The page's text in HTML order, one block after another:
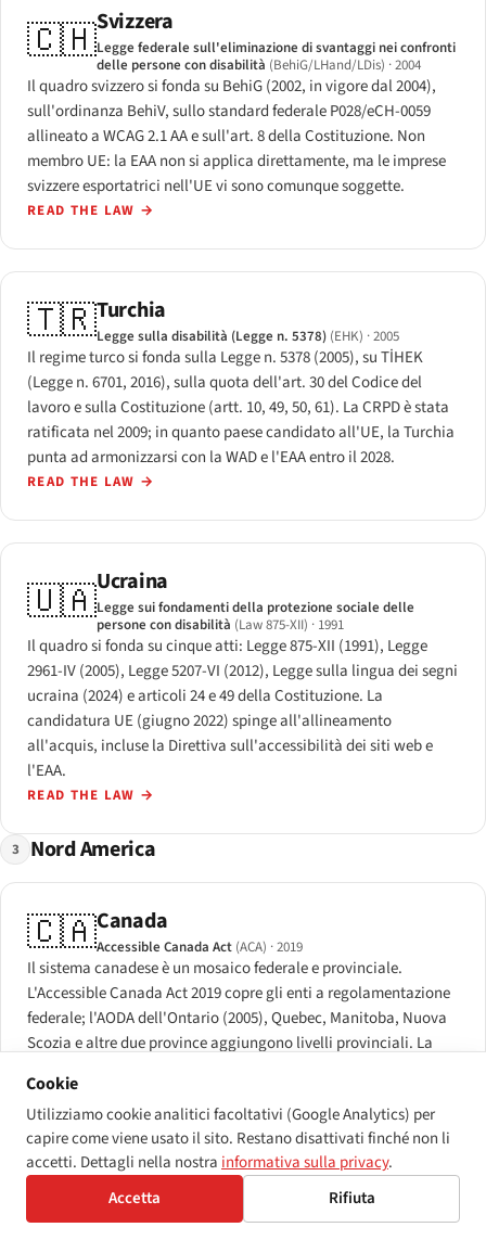
🇨🇭Svizzera
Legge federale sull'eliminazione di svantaggi nei confronti
delle persone con disabilità (BehiG/LHand/LDis) · 2004
Il quadro svizzero si fonda su BehiG (2002, in vigore dal 2004),
sull'ordinanza BehiV, sullo standard federale P028/eCH-0059
allineato a WCAG 2.1 AA e sull'art. 8 della Costituzione. Non
membro UE: la EAA non si applica direttamente, ma le imprese
svizzere esportatrici nell'UE vi sono comunque soggette.
READ THE LAW →
🇹🇷Turchia
Legge sulla disabilità (Legge n. 5378) (EHK) · 2005
Il regime turco si fonda sulla Legge n. 5378 (2005), su TİHEK
(Legge n. 6701, 2016), sulla quota dell'art. 30 del Codice del
lavoro e sulla Costituzione (artt. 10, 49, 50, 61). La CRPD è stata
ratificata nel 2009; in quanto paese candidato all'UE, la Turchia
punta ad armonizzarsi con la WAD e l'EAA entro il 2028.
READ THE LAW →
🇺🇦Ucraina
Legge sui fondamenti della protezione sociale delle
persone con disabilità (Law 875-XII) · 1991
Il quadro si fonda su cinque atti: Legge 875-XII (1991), Legge
2961-IV (2005), Legge 5207-VI (2012), Legge sulla lingua dei segni
ucraina (2024) e articoli 24 e 49 della Costituzione. La
candidatura UE (giugno 2022) spinge all'allineamento
all'acquis, incluse la Direttiva sull'accessibilità dei siti web e
l'EAA.
READ THE LAW →
3 Nord America
🇨🇦Canada
Accessible Canada Act (ACA) · 2019
Il sistema canadese è un mosaico federale e provinciale.
L'Accessible Canada Act 2019 copre gli enti a regolamentazione
federale; l'AODA dell'Ontario (2005), Quebec, Manitoba, Nuova
Scozia e altre due province aggiungono livelli provinciali. La
fondamento a entrambi.
READ THE LAW→
Messico
Cookie
Utilizziamo cookie analitici facoltativi (Google Analytics) per
capire come viene usato il sito. Restano disattivati finché non li
accetti. Dettagli nella nostra informativa sulla privacy.
Accetta
Rifiuta